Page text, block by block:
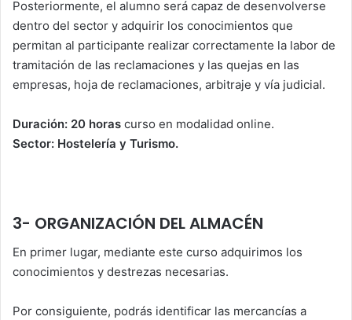
Posteriormente, el alumno será capaz de desenvolverse
dentro del sector y adquirir los conocimientos que
permitan al participante realizar correctamente la labor de
tramitación de las reclamaciones y las quejas en las
empresas, hoja de reclamaciones, arbitraje y vía judicial.
Duración: 20 horas curso en modalidad online.
Sector: Hostelería y Turismo.
3- ORGANIZACIÓN DEL ALMACÉN
En primer lugar, mediante este curso adquirimos los
conocimientos y destrezas necesarias.
Por consiguiente, podrás identificar las mercancías a